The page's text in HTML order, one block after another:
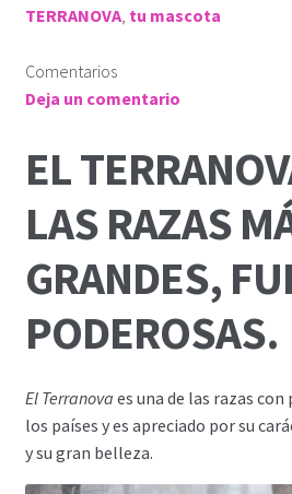
TERRANOVA, tu mascota
Comentarios
Deja un comentario
EL
LAS RAZAS
GRANDES,
PODEROSAS.
El Terranova es una de las razas
los países y es apreciado por su
y su gran belleza.